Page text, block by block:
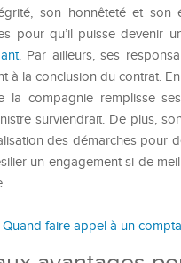
son honnêteté et son
pour qu’il puisse devenir
. Par ailleurs, ses
à la conclusion du contrat.
la compagnie remplisse
surviendrait. De plus,
des démarches pour
un engagement si de
Quand faire appel à un